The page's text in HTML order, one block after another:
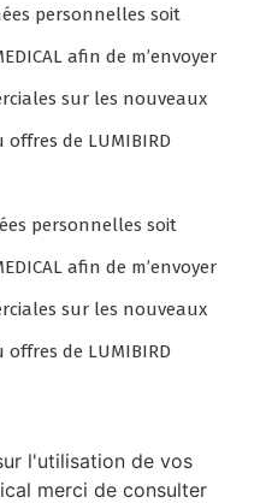
personnelles soit
afin de m’envoyer
sur les nouveaux
de LUMIBIRD
personnelles soit
afin de m’envoyer
sur les nouveaux
de LUMIBIRD
l'utilisation de vos
merci de consulter